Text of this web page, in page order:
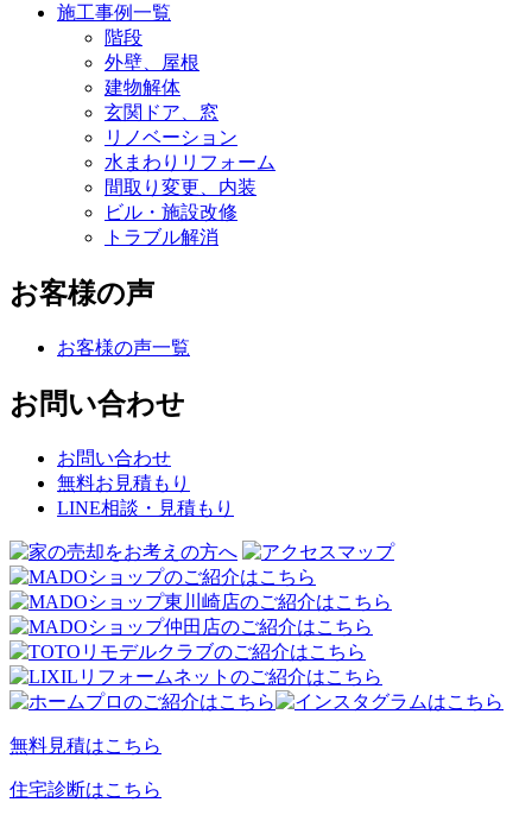
施工事例一覧
階段
外壁、屋根
建物解体
玄関ドア、窓
リノベーション
水まわりリフォーム
間取り変更、内装
ビル・施設改修
トラブル解消
お客様の声
お客様の声一覧
お問い合わせ
お問い合わせ
無料お見積もり
LINE相談・見積もり
無料見積はこちら
住宅診断はこちら